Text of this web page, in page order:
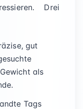
Drei
gut
als
Tags